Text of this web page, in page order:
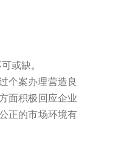
或缺。
个案办理营造良
面积极回应企业
正的市场环境有